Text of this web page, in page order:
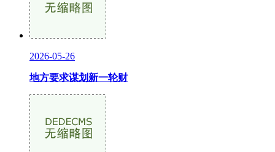
2026-05-26
地方要求谋划新一轮财